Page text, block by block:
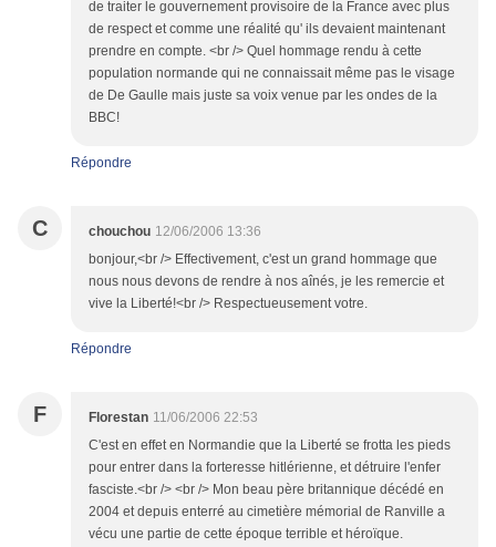
de traiter le gouvernement provisoire de la France avec plus
de respect et comme une réalité qu' ils devaient maintenant
prendre en compte. <br /> Quel hommage rendu à cette
population normande qui ne connaissait même pas le visage
de De Gaulle mais juste sa voix venue par les ondes de la
BBC!
Répondre
C chouchou 12/06/2006 13:36
bonjour,<br /> Effectivement, c'est un grand hommage que
nous nous devons de rendre à nos aînés, je les remercie et
vive la Liberté!<br /> Respectueusement votre.
Répondre
F Florestan 11/06/2006 22:53
C'est en effet en Normandie que la Liberté se frotta les pieds
pour entrer dans la forteresse hitlérienne, et détruire l'enfer
fasciste.<br /> <br /> Mon beau père britannique décédé en
2004 et depuis enterré au cimetière mémorial de Ranville a
vécu une partie de cette époque terrible et héroïque.